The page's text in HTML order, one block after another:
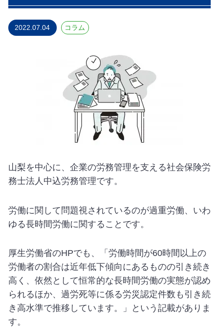
2022.07.04 コラム
山梨を中心に、企業の労務管理を支える社会保険労
務士法人中込労務管理です。
労働に関して問題視されているのが過重労働、いわ
ゆる長時間労働に関することです。
厚生労働省のHPでも、「労働時間が60時間以上の
労働者の割合は近年低下傾向にあるものの引き続き
高く、依然として恒常的な長時間労働の実態が認め
られるほか、過労死等に係る労災認定件数も引き続
き高水準で推移しています。」という記載がありま
す。